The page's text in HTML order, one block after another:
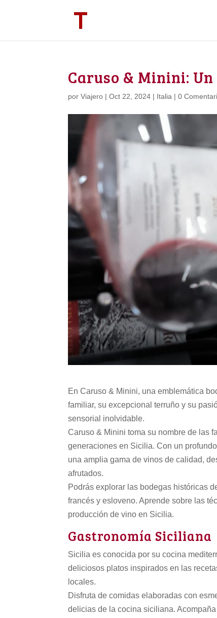
Caruso & Minini:
porViajero |Oct 22, 2024 | Italia |0
En Caruso & Minini, una emblemática
familiar, su excepcional terruño y su
sensorial inolvidable.
Caruso & Minini toma su nombre de las
generaciones en Sicilia. Con un
una amplia gama de vinos de calidad,
afrutados.
Podrás explorar las bodegas históricas
francés y esloveno. Aprende sobre las
producción de vino en Sicilia.
Gastronomía Siciliana
Sicilia es conocida por su cocina
deliciosos platos inspirados en las
locales.
Disfruta de comidas elaboradas con
delicias de la cocina siciliana.